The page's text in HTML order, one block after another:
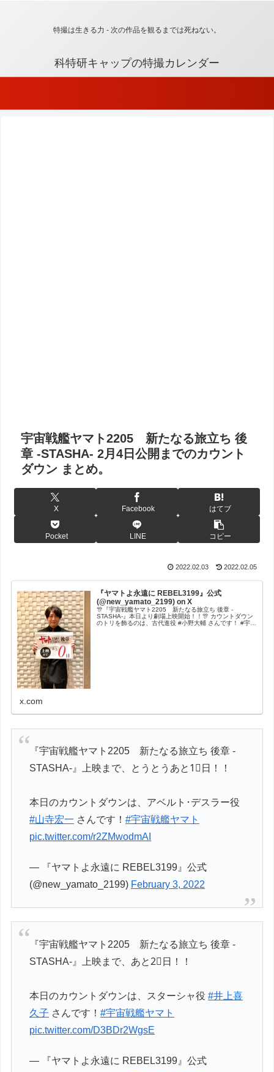
特撮は生きる力 - 次の作品を観るまでは死ねない。
科特研キャップの特撮カレンダー
宇宙戦艦ヤマト2205 新たなる旅立ち 後
章 -STASHA- 2月4日公開までのカウント
ダウン まとめ。
X Facebook はてブ
Pocket LINE コピー
2022.02.03 2022.02.05
『ヤマトよ永遠に REBEL3199』公式
(@new_yamato_2199) on X
🎊『宇宙戦艦ヤマト2205 新たなる旅立ち 後章 -
STASHA-』本日より劇場上映開始！！🎊 カウントダウン
のトリを飾るのは、古代進役 #小野大輔 さんです！ #宇宙
x.com
『宇宙戦艦ヤマト2205 新たなる旅立ち 後章 -
STASHA-』上映まで、とうとうあと1⃣日！！
本日のカウントダウンは、アベルト･デスラー役
#山寺宏一 さんです！#宇宙戦艦ヤマト
pic.twitter.com/r2ZMwodmAI
— 『ヤマトよ永遠に REBEL3199』公式
(@new_yamato_2199) February 3, 2022
『宇宙戦艦ヤマト2205 新たなる旅立ち 後章 -
STASHA-』上映まで、あと2⃣日！！
本日のカウントダウンは、スターシャ役#井上喜
久子 さんです！#宇宙戦艦ヤマト
pic.twitter.com/D3BDr2WgsE
— 『ヤマトよ永遠に REBEL3199』公式